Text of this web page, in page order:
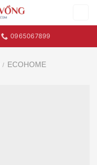
0965067899
/ ECOHOME